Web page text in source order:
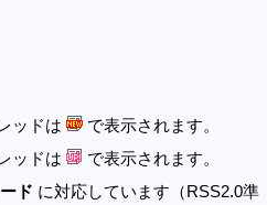
ッドは
で表示されます。
ッドは
で表示されます。
ド に対応しています（RSS2.0準